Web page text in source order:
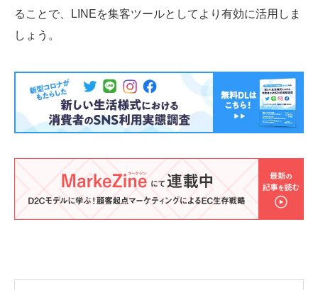
ることで、LINEを集客ツールとしてより有効に活用しま
しょう。